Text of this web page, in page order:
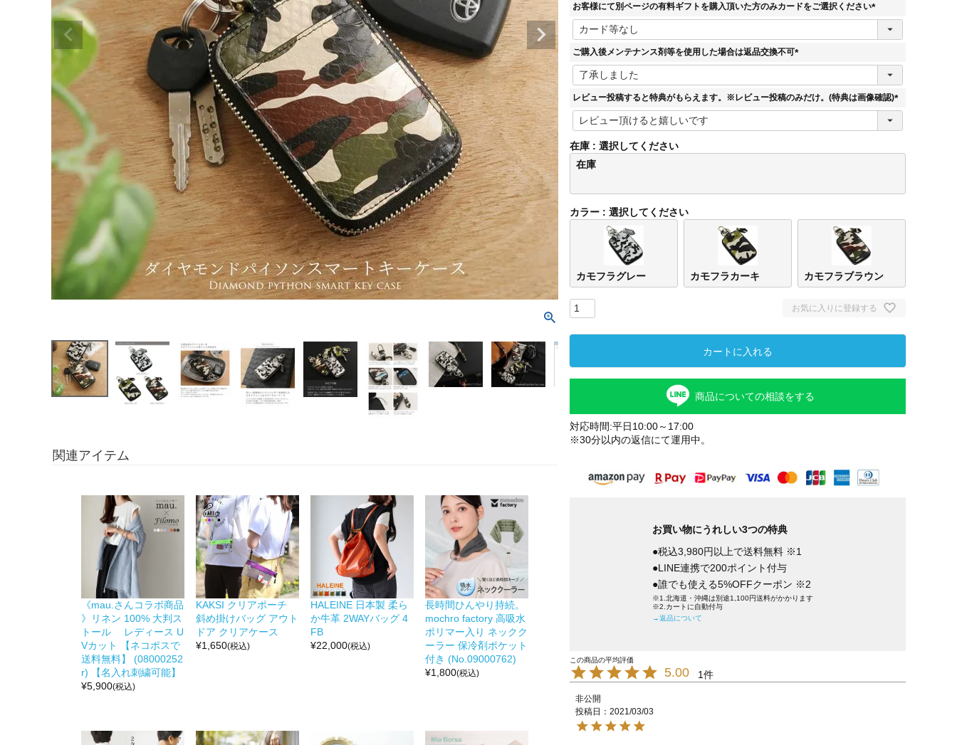
カモフラグ
レー
カモフラカ
ーキ
ラウン
関連アイテム
《mau.さんコラボ商品
》リネン 100% 大判ス
トール レディース U
Vカット 【ネコポスで
送料無料】 (08000252
r) 【名入れ刺繍可能】
¥5,900(税込)
KAKSI クリアポーチ
斜め掛けバッグ アウト
ドア クリアケース
¥1,650(税込)
HALEINE 日本製 柔ら
か牛革 2WAYバッグ 4
FB
¥22,000(税込)
長時間ひんやり持続。
mochro factory 高吸水
ポリマー入り ネックク
ーラー 保冷剤ポケット
付き (No.09000762)
¥1,800(税込)
お客様にて別ページの有料ギフトを購入頂いた方のみカードをご選択ください
(
ご購入後メンテナンス剤等を使用した場合は返品交換不可
(
須
レビュー投稿すると特典がもらえます。※レビュー投稿のみだけ。(特典は画像確認)
(
)
在庫
選択してください
在庫
カラー 選択してください
カモフラグレー カモフラカーキ カモフラブラウン
お気に入りに登録する
カートに入れる
商品についての相談をする
対応時間:平日10:00～17:00
※30分以内の返信にて運用中。
お買い物にうれしい3つの特典
●税込3,980円以上で送料無料 ※1
●LINE連携で200ポイント付与
●誰でも使える5%OFFクーポン ※2
※1.北海道・沖縄は別途1,100円送料がかかります
※2.カートに自動付与
→返品について
5.00 1
非公開
投稿日
2021/03/03